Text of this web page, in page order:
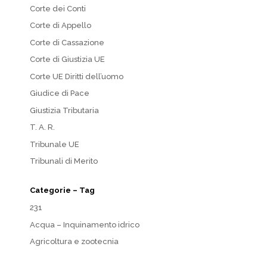
Corte dei Conti
Corte di Appello
Corte di Cassazione
Corte di Giustizia UE
Corte UE Diritti dell’uomo
Giudice di Pace
Giustizia Tributaria
T. A. R.
Tribunale UE
Tribunali di Merito
Categorie – Tag
231
Acqua – Inquinamento idrico
Agricoltura e zootecnia